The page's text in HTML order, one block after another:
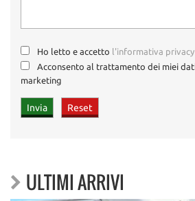
Ho letto e accetto l'informativa privacy
Acconsento al trattamento dei miei
marketing
ULTIMI ARRIVI